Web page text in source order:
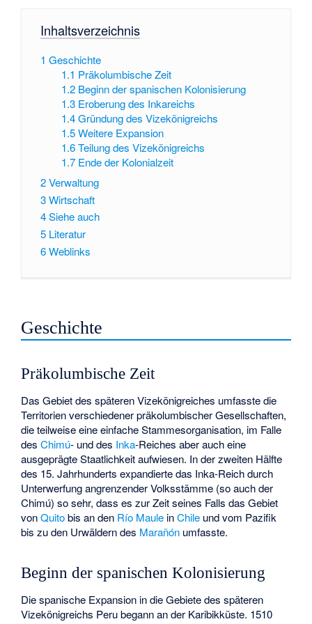
Inhaltsverzeichnis
1 Geschichte
1.1 Präkolumbische Zeit
1.2 Beginn der spanischen Kolonisierung
1.3 Eroberung des Inkareichs
1.4 Gründung des Vizekönigreichs
1.5 Weitere Expansion
1.6 Teilung des Vizekönigreichs
1.7 Ende der Kolonialzeit
2Verwaltung
3Wirtschaft
4Siehe auch
5 Literatur
6Weblinks
Geschichte
Präkolumbische Zeit
Das Gebiet des späteren Vizekönigreiches umfasste die
Territorien verschiedener präkolumbischer Gesellschaften,
die teilweise eine einfache Stammesorganisation, im Falle
desChimú- und des Inka-Reiches aber auch eine
ausgeprägte Staatlichkeit aufwiesen. In der zweiten Hälfte
des 15. Jahrhunderts expandierte das Inka-Reich durch
Unterwerfung angrenzender Volksstämme (so auch der
Chimú) so sehr, dass es zur Zeit seines Falls das Gebiet
vonQuitobis an den Río Maule inChile und vom Pazifik
bis zu den Urwäldern des Marañón umfasste.
Beginn der spanischen Kolonisierung
Die spanische Expansion in die Gebiete des späteren
Vizekönigreichs Peru begann an der Karibikküste. 1510